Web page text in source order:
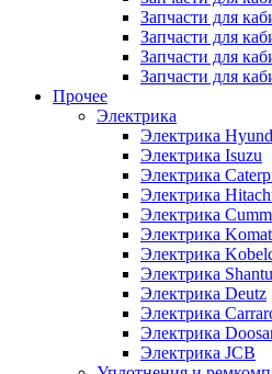
Запчасти для
Запчасти для
Запчасти для
Запчасти для
Прочее
Электрика
Электрика
Электрика Isuzu
Электрика
Электрика
Электрика
Электрика
Электрика
Электрика
Электрика Deutz
Электрика
Электрика
Электрика JCB